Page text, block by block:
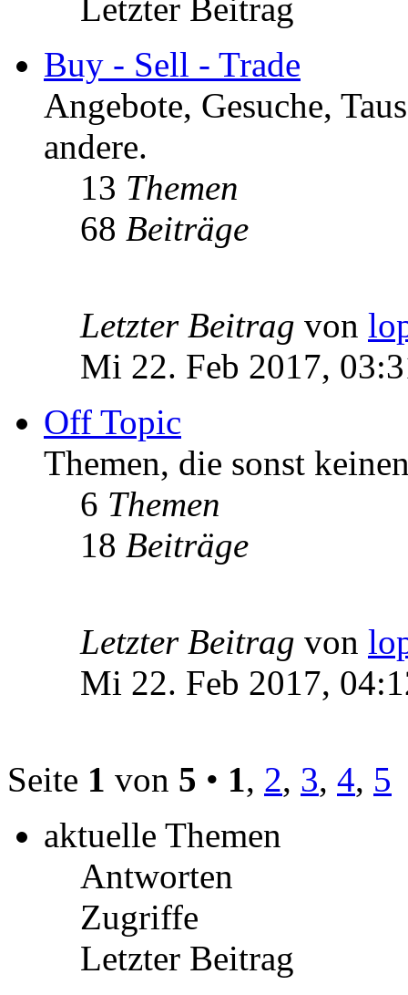
Letzter Beitrag
Buy - Sell - Trade
Angebote, Gesuche,
andere.
13 Themen
68 Beiträge
Letzter Beitrag von
Mi 22. Feb 2017,
Off Topic
Themen, die sonst
6 Themen
18 Beiträge
Letzter Beitrag von
Mi 22. Feb 2017,
Seite 1 von 5 • 1 , 2, 3, 4, 5
aktuelle Themen
Antworten
Zugriffe
Letzter Beitrag